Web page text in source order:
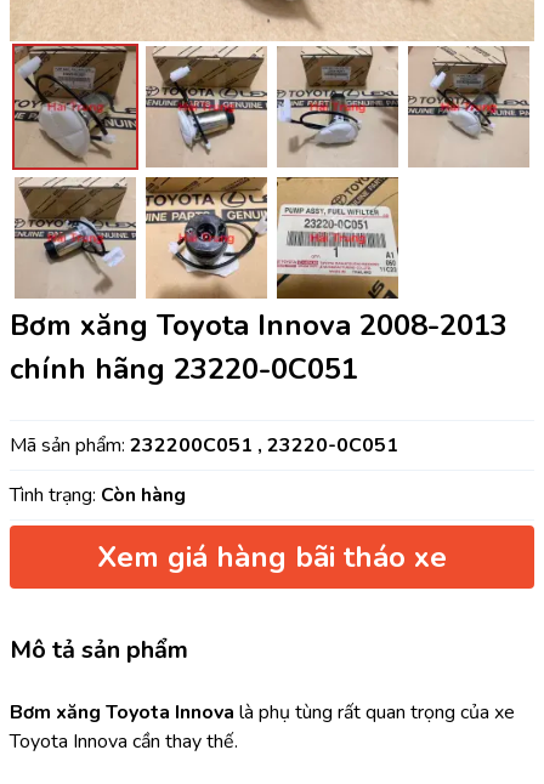
Bơm xăng Toyota Innova 2008-2013
chính hãng 23220-0C051
Mã sản phẩm: 232200C051 , 23220-0C051
Tình trạng: Còn hàng
Xem giá hàng bãi tháo xe
Mô tả sản phẩm
Bơm xăng Toyota Innova là phụ tùng rất quan trọng của xe
Toyota Innova cần thay thế.